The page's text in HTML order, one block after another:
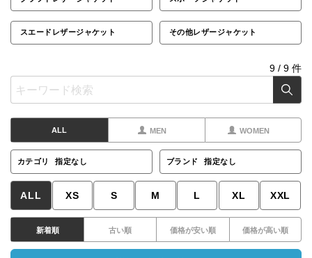
スエードレザージャケット その他レザージャケット
9 / 9 件
ALL MEN WOMEN
カテゴリ 指定なし ブランド 指定なし
ALL XS S M L XL XXL
新着順 古い順 価格が安い順 価格が高い順